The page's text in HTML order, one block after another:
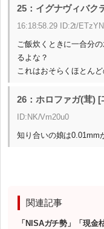
25：イグナヴィバク
16:18:58.29 ID:2t/
ご飯炊くときに一合分
るよな？
これはおそらくほとん
26：ホロファガ(茸) [
ID:NK/Vm20u0
知り合いの娘は0.01mm
関連記事
「NISAガチ勢」「現